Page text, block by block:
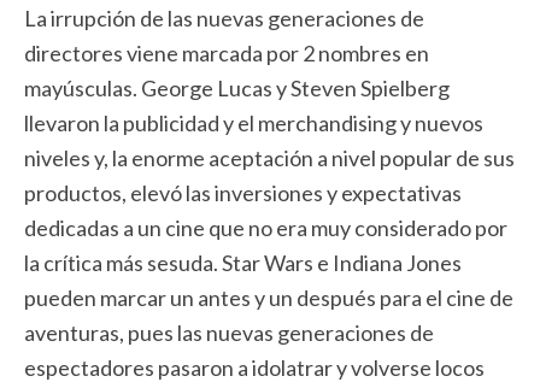
La irrupción de las nuevas generaciones de
directores viene marcada por 2 nombres en
mayúsculas. George Lucas y Steven Spielberg
llevaron la publicidad y el merchandising y nuevos
niveles y, la enorme aceptación a nivel popular de sus
productos, elevó las inversiones y expectativas
dedicadas a un cine que no era muy considerado por
la crítica más sesuda. Star Wars e Indiana Jones
pueden marcar un antes y un después para el cine de
aventuras, pues las nuevas generaciones de
espectadores pasaron a idolatrar y volverse locos